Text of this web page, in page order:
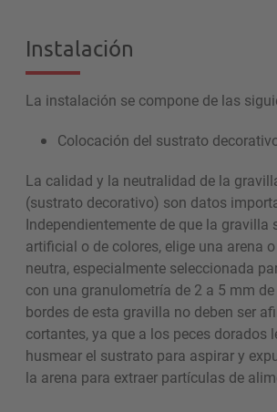
Instalación
La instalación se compone de las
Colocación del sustrato
La calidad y la neutralidad de la
(sustrato decorativo) son datos
Independientemente de que la gravilla
artificial o de colores, elige una arena
neutra, especialmente seleccionada
con una granulometría de 2 a 5 mm
bordes de esta gravilla no deben ser
cortantes, ya que a los peces dorados
husmear el sustrato para aspirar y
la arena para extraer partículas de